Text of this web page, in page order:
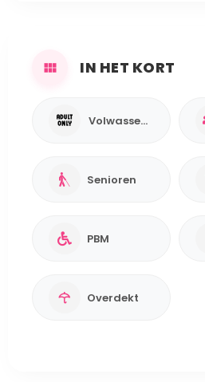
IN HET KORT
Volwassenen
Senioren
PBM
Overdekt